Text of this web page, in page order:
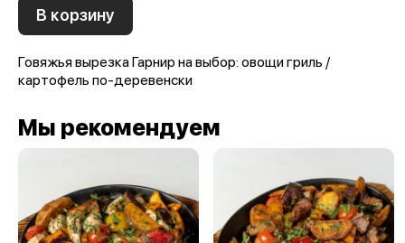
В корзину
Говяжья вырезка Гарнир на выбор: овощи гриль /
картофель по-деревенски
Мы рекомендуем